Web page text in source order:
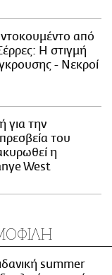
από
Η στιγμή
- Νεκροί
για την
του
η
West
summer